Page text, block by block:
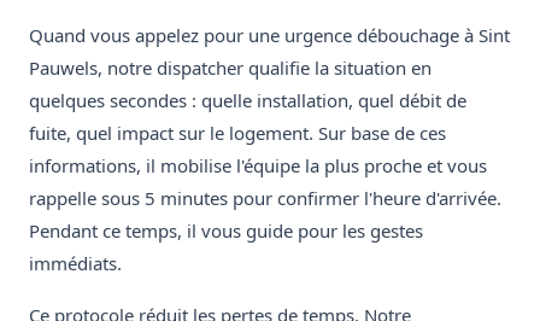
Quand vous appelez pour une urgence débouchage à Sint
Pauwels, notre dispatcher qualifie la situation en
quelques secondes : quelle installation, quel débit de
fuite, quel impact sur le logement. Sur base de ces
informations, il mobilise l'équipe la plus proche et vous
rappelle sous 5 minutes pour confirmer l'heure d'arrivée.
Pendant ce temps, il vous guide pour les gestes
immédiats.
Ce protocole réduit les pertes de temps. Notre